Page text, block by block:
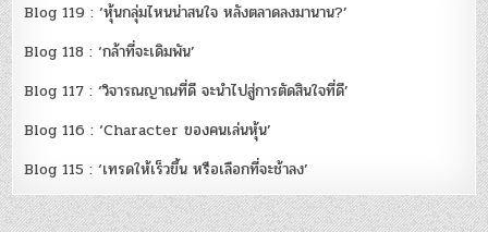
Blog 119 : ‘หุ้นกลุ่มไหนน่าสนใจ หลังตลาดลงมานาน?’
Blog 118 : ‘กล้าที่จะเดิมพัน’
Blog 117 : ‘วิจารณญาณที่ดี จะนำไปสู่การตัดสินใจที่ดี’
Blog 116 : ‘Character ของคนเล่นหุ้น’
Blog 115 : ‘เทรดให้เร็วขึ้น หรือเลือกที่จะช้าลง’